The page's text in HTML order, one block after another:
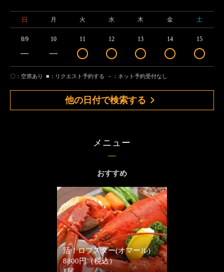
日 月 火 水 木 金 土
8/9 10 11 12 13 14 15
〇：空席あり ■：リクエスト予約する －：ネット予約受付なし
他の日付で検索する
メニュー
おすすめ
活！ロブスター(オマール)
8800円（税込）